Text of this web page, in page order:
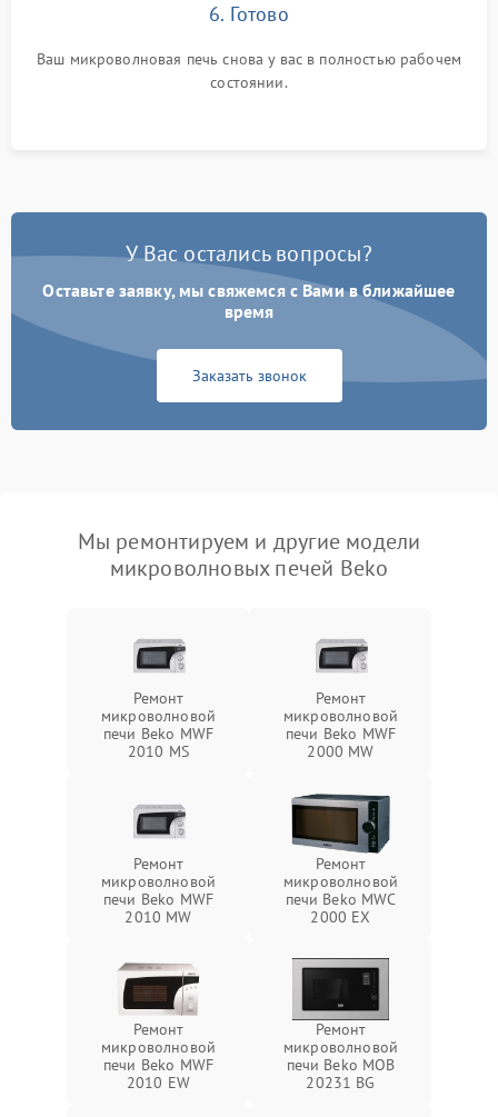
6. Готово
Ваш микроволновая печь снова у вас в полностью рабочем
состоянии.
У Вас остались вопросы?
Оставьте заявку, мы свяжемся с Вами в ближайшее
время
Заказать звонок
Мы ремонтируем и другие модели
микроволновых печей Beko
Ремонт
микроволновой
печи Beko MWF
2010 MS
Ремонт
микроволновой
печи Beko MWF
2000 MW
Ремонт
микроволновой
печи Beko MWF
2010 MW
Ремонт
микроволновой
печи Beko MWC
2000 EX
Ремонт
микроволновой
печи Beko MWF
2010 EW
Ремонт
микроволновой
печи Beko MOB
20231 BG